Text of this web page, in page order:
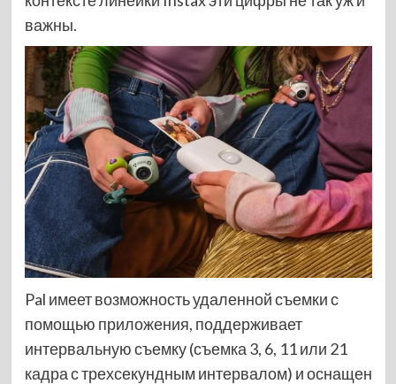
важны.
Pal имеет возможность удаленной съемки с
помощью приложения, поддерживает
интервальную съемку (съемка 3, 6, 11 или 21
кадра с трехсекундным интервалом) и оснащен